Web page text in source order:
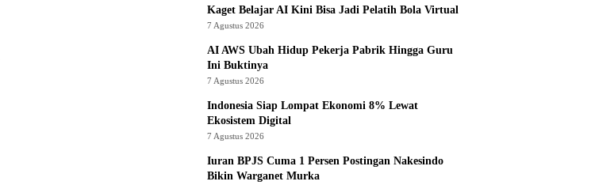
Kaget Belajar AI Kini Bisa Jadi Pelatih Bola Virtual
7 Agustus 2026
AI AWS Ubah Hidup Pekerja Pabrik Hingga Guru
Ini Buktinya
7 Agustus 2026
Indonesia Siap Lompat Ekonomi 8% Lewat
Ekosistem Digital
7 Agustus 2026
Iuran BPJS Cuma 1 Persen Postingan Nakesindo
Bikin Warganet Murka